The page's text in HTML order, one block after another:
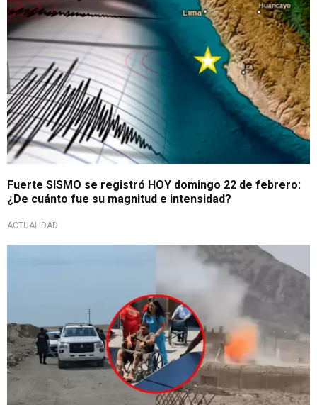
Fuerte SISMO se registró HOY domingo 22 de febrero:
¿De cuánto fue su magnitud e intensidad?
ACTUALIDAD